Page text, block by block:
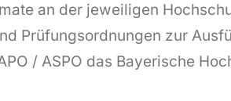
an der jeweiligen
Prüfungsordnungen zur
/ ASPO das Bayerische